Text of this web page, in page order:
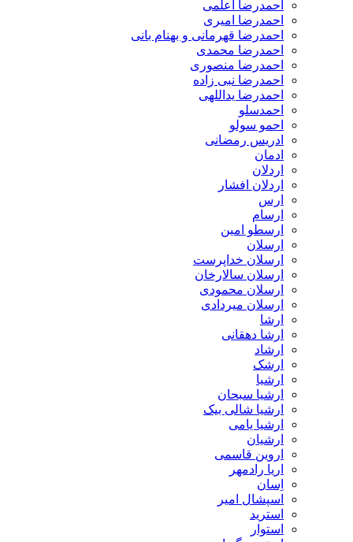
احمدرضا اعلمی
احمدرضا امیری
احمدرضا قهرمانی و بهنام بانی
احمدرضا محمدی
احمدرضا منصوری
احمدرضا نبی زاده
احمدرضا یداللهی
احمدسلو
احمو سولو
ادریس رمضانی
ادمان
اردلان
اردلان افشار
ارس
ارسام
ارسطو امین
ارسلان
ارسلان خداپرست
ارسلان سالارخان
ارسلان محمودی
ارسلان میردادی
ارشا
ارشا دهقانی
ارشاد
ارشک
ارشیا
ارشیا سبحان
ارشیا شالی بیک
ارشیا یامی
ارشیان
اروین قاسمی
اریا رادمهر
اِسان
اسپشال امیر
استرید
استوار